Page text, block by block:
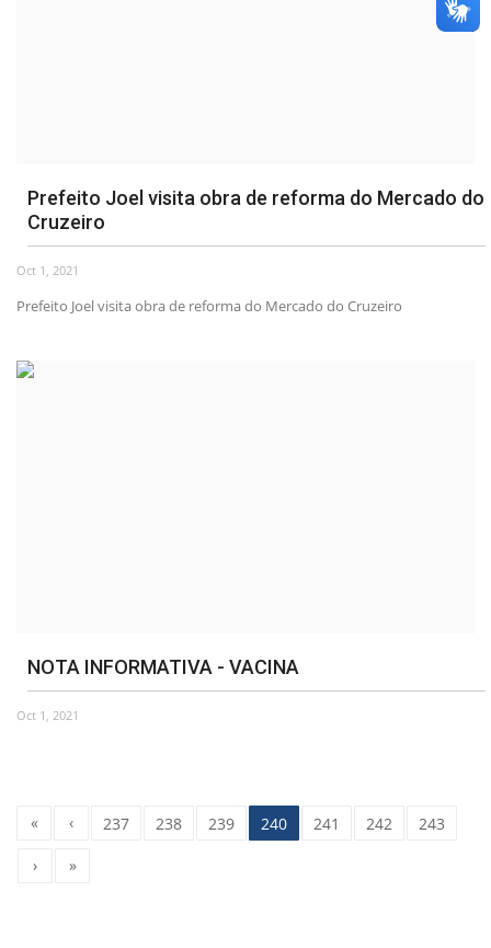
Prefeito Joel visita obra de reforma do Mercado do
Cruzeiro
Oct 1, 2021
Prefeito Joel visita obra de reforma do Mercado do Cruzeiro
NOTA INFORMATIVA - VACINA
Oct 1, 2021
« ‹ 237 238 239 240 241 242
243
›
»